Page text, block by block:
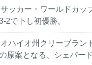
ッカー・ワールドカッ
2で下し初優勝。
ハイオ州クリーブラン
原案となる、シェパー